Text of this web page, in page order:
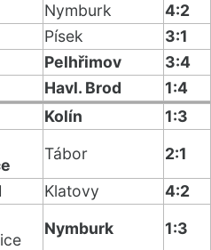
Nymburk
4:2
Písek
3:1
Pelhřimov
3:4
Havl. Brod
1:4
Kolín
1:3
Tábor
2:1
Klatovy
4:2
Nymburk
1:3